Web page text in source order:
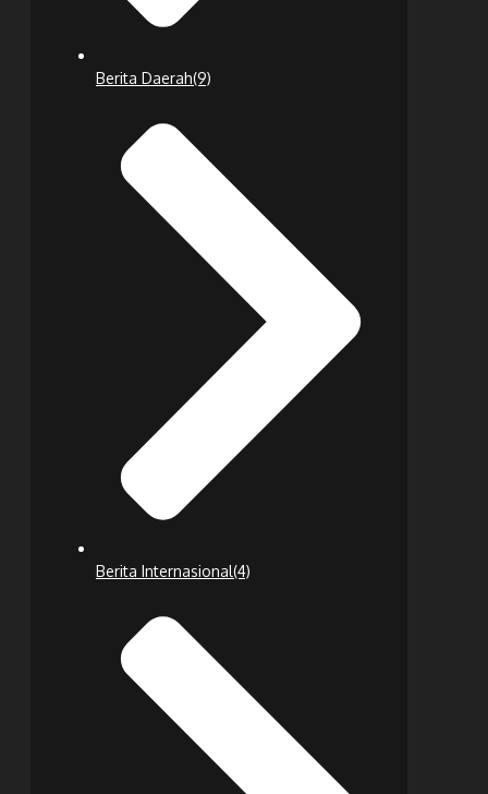
Berita Daerah(9)
Berita Internasional(4)